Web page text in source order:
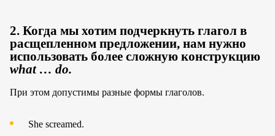
2. Когда мы хотим подчеркнуть глагол в
расщепленном предложении, нам нужно
использовать более сложную конструкцию
what … do.
При этом допустимы разные формы глаголов.
She screamed.